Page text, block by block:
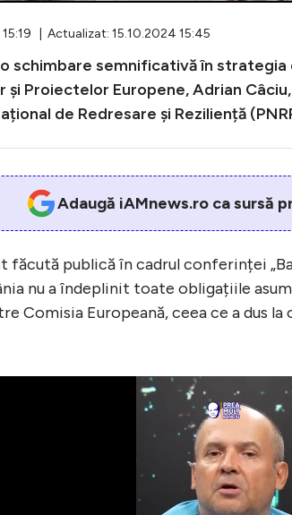
| Actualizat: 15.10.2024 15:45
schimbare semnificativă în
și Proiectelor Europene, Adrian
de Redresare și Reziliență
Adaugă iAMnews.ro ca sursă
făcută publică în cadrul conferinței
nu a îndeplinit toate obligațiile
Comisia Europeană, ceea ce a dus